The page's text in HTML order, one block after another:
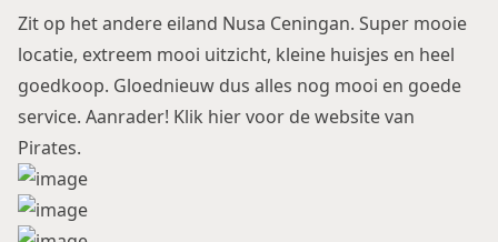
Zit op het andere eiland Nusa Ceningan. Super mooie
locatie, extreem mooi uitzicht, kleine huisjes en heel
goedkoop. Gloednieuw dus alles nog mooi en goede
service. Aanrader! Klik hiervoor de website van
Pirates.